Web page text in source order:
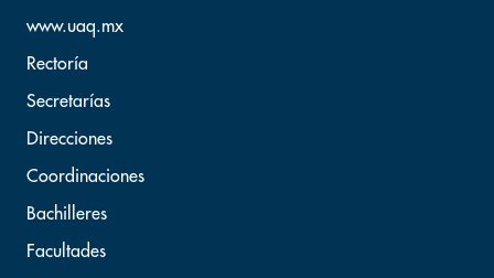
www.uaq.mx
Rectoría
Secretarías
Direcciones
Coordinaciones
Bachilleres
Facultades